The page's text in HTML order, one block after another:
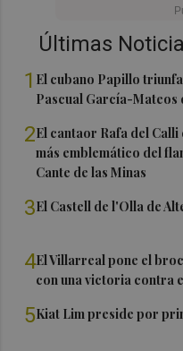
Últimas
1 El cubano Papillo
Pascual García-Mateos
2El cantaor Rafa del
más emblemático del
Cante de las Minas
3El Castell de l'Olla de
4El Villarreal pone el
con una victoria contra
5Kiat Lim preside por